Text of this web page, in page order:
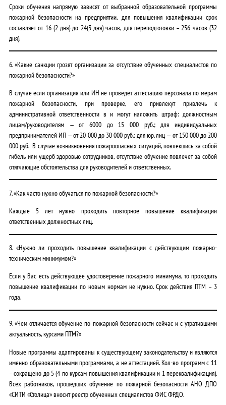
Сроки обучения напрямую зависят от выбранной образовательной программы
пожарной безопасности на предприятии, для повышения квалификации срок
составляет от 16 (2 дня) до 24(3 дня) часов, для переподготовки – 256 часов (32
дня).
6. «Какие санкции грозят организации за отсутствие обученных специалистов по
пожарной безопасности?»
В случае если организация или ИН не проведет аттестацию персонала по мерам
пожарной безопасности, при проверке, его привлекут привлечь к
административной ответственности в и могут наложить штраф: должностным
лицам/руководителям — от 6000 до 15 000 руб.; для индивидуальных
предпринимателей ИП — от 20 000 до 30 000 руб.; для юр. лиц — от 150 000 до 200
000 руб. В случае возникновения пожароопасных ситуаций, повлекшись за собой
гибель или ущерб здоровью сотрудников, отсутствие обучение повлечет за собой
отягчающие обстоятельства для руководителей и ответственных.
7. «Как часто нужно обучаться по пожарной безопасности?»
Каждые 5 лет нужно проходить повторное повышение квалификации
ответственных должностных лиц.
8. «Нужно ли проходить повышение квалификации с действующим пожарно-
техническим минимумом?»
Если у Вас есть действующее удостоверение пожарного минимума, то проходить
повышение квалификации по новым нормам не нужно. Срок действия ПТМ – 3
года.
9. «Чем отличается обучение по пожарной безопасности сейчас и с утратившими
актуальность, курсами ПТМ?»
Новые программы адаптированы к существующему законодательству и являются
именно образовательными программами, а не аттестацией. Кол-во программ с 11
– сокращено до 5 (4 по курсам повышения квалификации и 1 переквалификация).
Всех работников, прошедших обучение по пожарной безопасности АНО ДПО
«СИТИ «Столица» вносит реестр обученных специалистов ФИС ФРДО.